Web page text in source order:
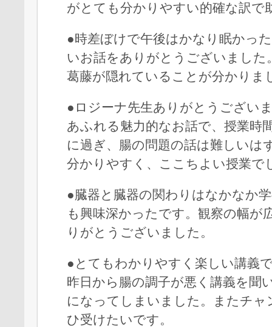
がとても分かりやすい的確な訳で
●時差ぼけで午後はかなり眠かっ
いお話をありがとうございました
葛藤が隠れていることが分かりま
●ロジーナ先生ありがとうござい
あふれる魅力的なお話で、授業時
に過ぎ、腸の問題の話は難しいは
分かりやすく、ここちよい授業で
●臓器と臓器の関わりはなかなか
も興味深かったです。観察の幅が
りがとうございました。
●とてもわかりやすく楽しい講義
昨日から腸の調子が悪く講義を聞
になってしまいました。またチャ
ひ受けたいです。